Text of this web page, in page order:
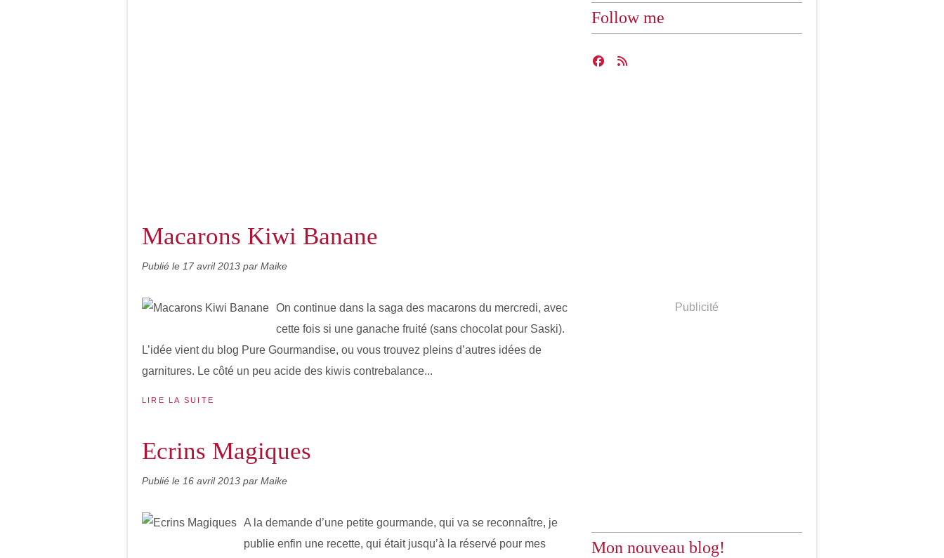
Macarons Kiwi Banane
Publié le 17 avril 2013 par Maike
On continue dans la saga des macarons du mercredi, avec
cette fois si une ganache fruité (sans chocolat pour Saski).
L’idée vient du blog Pure Gourmandise, ou vous trouvez pleins d’autres idées de
garnitures. Le côté un peu acide des kiwis contrebalance...
LIRE LA SUITE
Ecrins Magiques
Publié le 16 avril 2013 par Maike
A la demande d’une petite gourmande, qui va se reconnaître, je
publie enfin une recette, qui était jusqu’à la réservé pour mes
Follow me
Publicité
Mon nouveau blog!